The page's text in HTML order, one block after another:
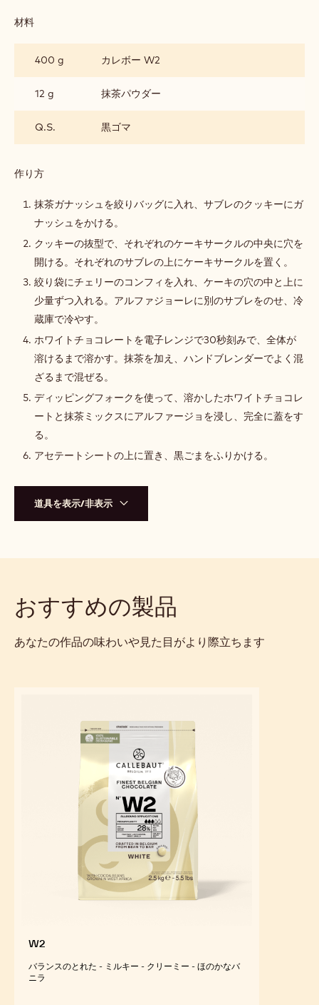
材料
立
て・
仕
400 g カレボー W2
12 g 抹茶パウダー
Q.S. 黒ゴマ
作り方
み
て・
仕
げ
抹茶ガナッシュを絞りバッグに入れ、サブレのクッキーにガ
ナッシュをかける。
クッキーの抜型で、それぞれのケーキサークルの中央に穴を
開ける。それぞれのサブレの上にケーキサークルを置く。
絞り袋にチェリーのコンフィを入れ、ケーキの穴の中と上に
少量ずつ入れる。アルファジョーレに別のサブレをのせ、冷
蔵庫で冷やす。
ホワイトチョコレートを電子レンジで30秒刻みで、全体が
溶けるまで溶かす。抹茶を加え、ハンドブレンダーでよく混
ざるまで混ぜる。
ディッピングフォークを使って、溶かしたホワイトチョコレ
ートと抹茶ミックスにアルファージョを浸し、完全に蓋をす
る。
アセテートシートの上に置き、黒ごまをふりかける。
道具を表示/非表示
おすすめの製品
あなたの作品の味わいや見た目がより際立ちます
W2
バランスのとれた - ミルキー - クリーミー - ほのかなバ
ニラ